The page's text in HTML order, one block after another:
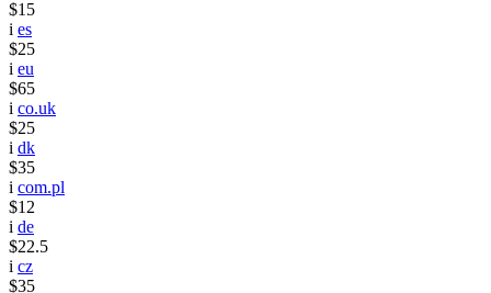
$15
i es
$25
i eu
$65
i co.uk
$25
i dk
$35
i com.pl
$12
i de
$22.5
i cz
$35